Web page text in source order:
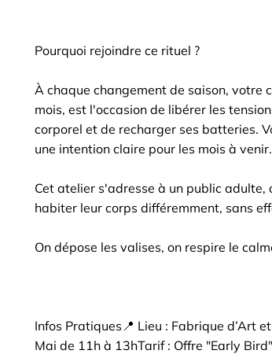
Pourquoi rejoindre ce rituel ?
À chaque changement de saison, votre
mois, est l'occasion de libérer les
corporel et de recharger ses batteries.
une intention claire pour les mois à venir.
Cet atelier s'adresse à un public
habiter leur corps différemment, sans
On dépose les valises, on respire le
Infos Pratiques📍 Lieu : Fabrique d’Art
Mai de 11h à 13hTarif : Offre "Early